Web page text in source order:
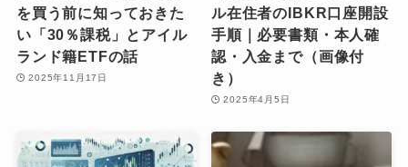
を買う前に知っておきた
い「30％課税」とアイル
ランド籍ETFの話
2025年11月17日
ル在住者のIBKR口座開設
手順｜必要書類・本人確
認・入金まで（画像付
き）
2025年4月5日